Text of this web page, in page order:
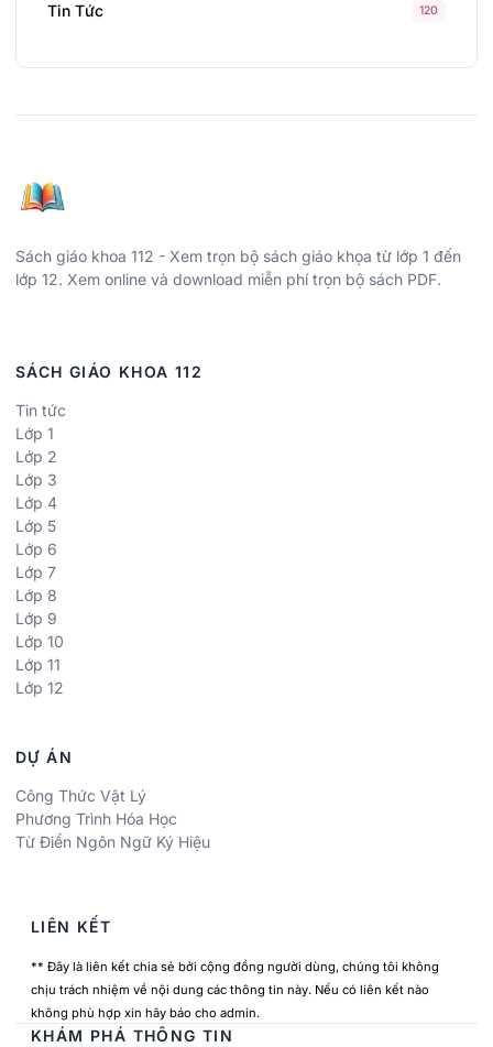
Tin Tức 120
Sách giáo khoa 112 - Xem trọn bộ sách giáo khọa từ lớp 1 đến
lớp 12. Xem online và download miễn phí trọn bộ sách PDF.
SÁCH GIÁO KHOA 112
Tin tức
Lớp 1
Lớp 2
Lớp 3
Lớp 4
Lớp 5
Lớp 6
Lớp 7
Lớp 8
Lớp 9
Lớp 10
Lớp 11
Lớp 12
DỰ ÁN
Công Thức Vật Lý
Phương Trình Hóa Học
Từ Điển Ngôn Ngữ Ký Hiệu
LIÊN KẾT
** Đây là liên kết chia sẻ bởi cộng đồng người dùng, chúng tôi không
chịu trách nhiệm về nội dung các thông tin này. Nếu có liên kết nào
không phù hợp xin hãy báo cho admin.
KHÁM PHÁ THÔNG TIN